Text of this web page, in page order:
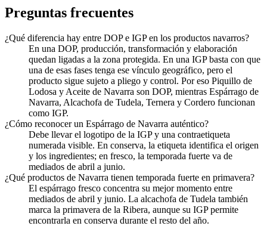
Preguntas frecuentes
¿Qué diferencia hay entre DOP e IGP en los productos navarros?
En una DOP, producción, transformación y elaboración
quedan ligadas a la zona protegida. En una IGP basta con que
una de esas fases tenga ese vínculo geográfico, pero el
producto sigue sujeto a pliego y control. Por eso Piquillo de
Lodosa y Aceite de Navarra son DOP, mientras Espárrago de
Navarra, Alcachofa de Tudela, Ternera y Cordero funcionan
como IGP.
¿Cómo reconocer un Espárrago de Navarra auténtico?
Debe llevar el logotipo de la IGP y una contraetiqueta
numerada visible. En conserva, la etiqueta identifica el origen
y los ingredientes; en fresco, la temporada fuerte va de
mediados de abril a junio.
¿Qué productos de Navarra tienen temporada fuerte en primavera?
El espárrago fresco concentra su mejor momento entre
mediados de abril y junio. La alcachofa de Tudela también
marca la primavera de la Ribera, aunque su IGP permite
encontrarla en conserva durante el resto del año.